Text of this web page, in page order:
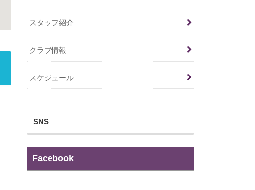
スタッフ紹介
クラブ情報
スケジュール
SNS
Facebook